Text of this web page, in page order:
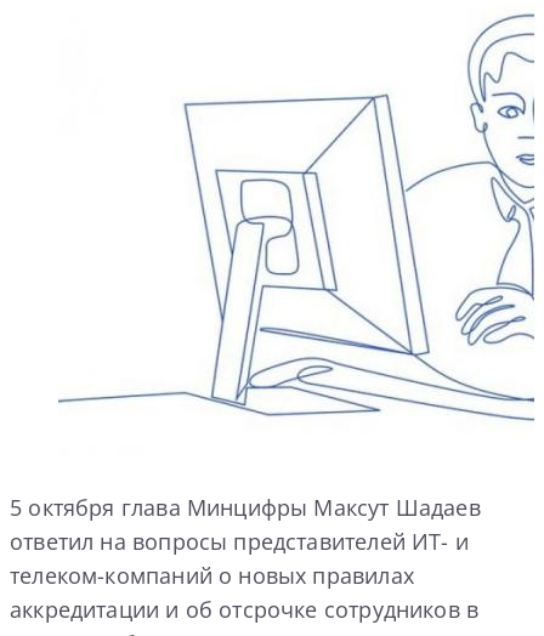
5 октября глава Минцифры Максут Шадаев
ответил на вопросы представителей ИТ- и
телеком-компаний о новых правилах
аккредитации и об отсрочке сотрудников в